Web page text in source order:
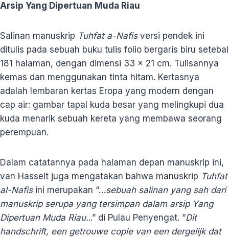
Arsip Yang Dipertuan Muda Riau
Salinan manuskrip Tuhfat a-Nafisversi pendek ini
ditulis pada sebuah buku tulis folio bergaris biru setebal
181 halaman, dengan dimensi 33 x 21 cm. Tulisannya
kemas dan menggunakan tinta hitam. Kertasnya
adalah lembaran kertas Eropa yang modern dengan
cap air: gambar tapal kuda besar yang melingkupi dua
kuda menarik sebuah kereta yang membawa seorang
perempuan.
Dalam catatannya pada halaman depan manuskrip ini,
van Hasselt juga mengatakan bahwa manuskrip Tuhfat
al-Nafisini merupakan “…sebuah salinan yang sah dari
manuskrip serupa yang tersimpan dalam arsip Yang
Dipertuan Muda Riau...” di Pulau Penyengat. “Dit
handschrift, een getrouwe copie van een dergelijk dat